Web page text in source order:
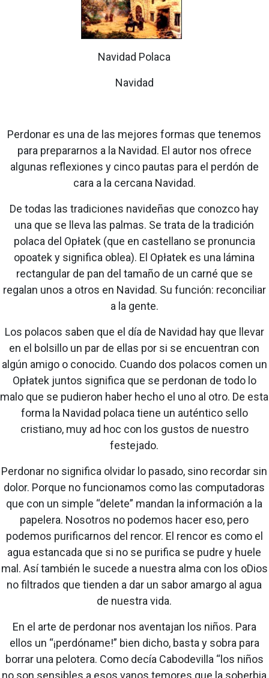
Navidad Polaca
Navidad
Perdonar es una de las mejores formas que tenemos
para prepararnos a la Navidad. El autor nos ofrece
algunas reflexiones y cinco pautas para el perdón de
cara a la cercana Navidad.
De todas las tradiciones navideñas que conozco hay
una que se lleva las palmas. Se trata de la tradición
polaca del Opłatek (que en castellano se pronuncia
opoatek y significa oblea). El Opłatek es una lámina
rectangular de pan del tamaño de un carné que se
regalan unos a otros en Navidad. Su función: reconciliar
a la gente.
Los polacos saben que el día de Navidad hay que llevar
en el bolsillo un par de ellas por si se encuentran con
algún amigo o conocido. Cuando dos polacos comen un
Opłatek juntos significa que se perdonan de todo lo
malo que se pudieron haber hecho el uno al otro. De esta
forma la Navidad polaca tiene un auténtico sello
cristiano, muy ad hoc con los gustos de nuestro
festejado.
Perdonar no significa olvidar lo pasado, sino recordar sin
dolor. Porque no funcionamos como las computadoras
que con un simple “delete” mandan la información a la
papelera. Nosotros no podemos hacer eso, pero
podemos purificarnos del rencor. El rencor es como el
agua estancada que si no se purifica se pudre y huele
mal. Así también le sucede a nuestra alma con los oDios
no filtrados que tienden a dar un sabor amargo al agua
de nuestra vida.
En el arte de perdonar nos aventajan los niños. Para
ellos un “¡perdóname!” bien dicho, basta y sobra para
borrar una pelotera. Como decía Cabodevilla “los niños
no son sensibles a esos vanos temores que la soberbia